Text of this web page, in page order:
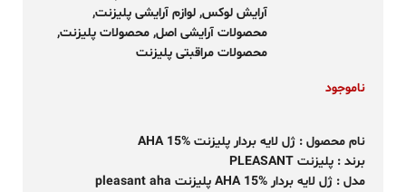
آرایش لوکس, لوازم آرایشی پلیزنت,
محصولات آرایشی اصل, محصولات پلیزنت,
محصولات مراقبتی پلیزنت
ناموجود
نام محصول : ژل لایه بردار پلیزنت AHA 15%
برند : پلیزنت PLEASANT
مدل : ژل لایه بردار AHA 15% پلیزنت
pleasant aha